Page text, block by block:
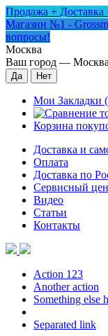
Продажа +
Магазин №1 -
вопросы!
Москва
Ваш город — Москва
Мои Закладки
Корзина
Доставка и
Оплата
Доставка по
Сервисный
Видео
Статьи
Контакты
Action 123
Another action
Something else
Separated link